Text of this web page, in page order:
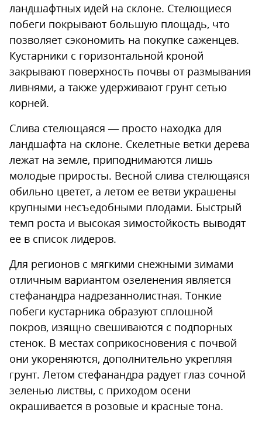
ландшафтных идей на склоне. Стелющиеся
побеги покрывают большую площадь, что
позволяет сэкономить на покупке саженцев.
Кустарники с горизонтальной кроной
закрывают поверхность почвы от размывания
ливнями, а также удерживают грунт сетью
корней.
Слива стелющаяся — просто находка для
ландшафта на склоне. Скелетные ветки дерева
лежат на земле, приподнимаются лишь
молодые приросты. Весной слива стелющаяся
обильно цветет, а летом ее ветви украшены
крупными несъедобными плодами. Быстрый
темп роста и высокая зимостойкость выводят
ее в список лидеров.
Для регионов с мягкими снежными зимами
отличным вариантом озеленения является
стефанандра надрезаннолистная. Тонкие
побеги кустарника образуют сплошной
покров, изящно свешиваются с подпорных
стенок. В местах соприкосновения с почвой
они укореняются, дополнительно укрепляя
грунт. Летом стефанандра радует глаз сочной
зеленью листвы, с приходом осени
окрашивается в розовые и красные тона.